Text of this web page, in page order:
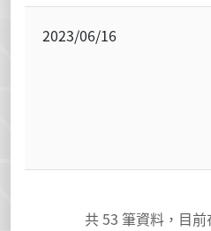
2023/06/16
共53 筆資料，目前